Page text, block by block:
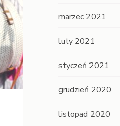
marzec 2021
luty 2021
styczeń 2021
grudzień 2020
listopad 2020